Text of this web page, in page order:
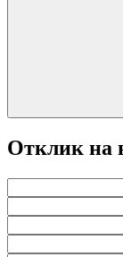
Отклик на